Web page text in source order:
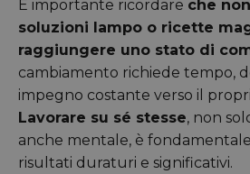
È importante ricordare che
soluzioni lampo o ricette
raggiungere uno stato di
cambiamento richiede tempo,
impegno costante verso il
Lavorare su sé stesse, non
anche mentale, è
risultati duraturi e significativi.